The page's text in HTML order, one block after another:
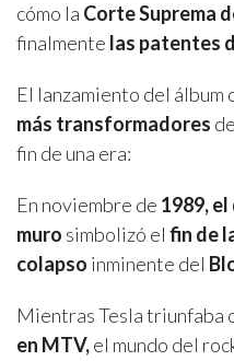
cómo la Corte Suprema
finalmente las patentes
El lanzamiento del álbum
más transformadores
fin de una era:
En noviembre de 1989,
muro simbolizó el fin de
colapso inminente del
Mientras Tesla triunfaba
en MTV,el mundo del